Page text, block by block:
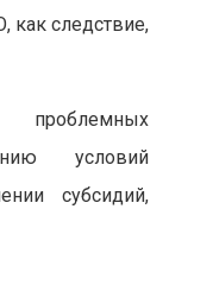
как следствие,
проблемных
условий
субсидий,